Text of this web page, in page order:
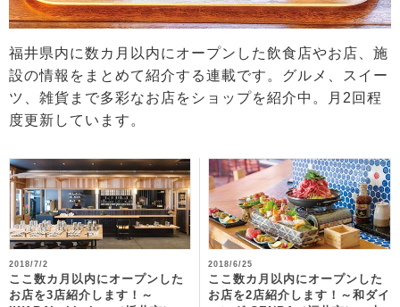
福井県内に数カ月以内にオープンした飲食店やお店、施
設の情報をまとめて紹介する連載です。グルメ、スイー
ツ、雑貨まで多彩なお店をショップを紹介中。月2回程
度更新しています。
2018/7/2
ここ数カ月以内にオープンした
お店を3店紹介します！～
2018/6/25
ここ数カ月以内にオープンした
お店を2店紹介します！～和ダイ